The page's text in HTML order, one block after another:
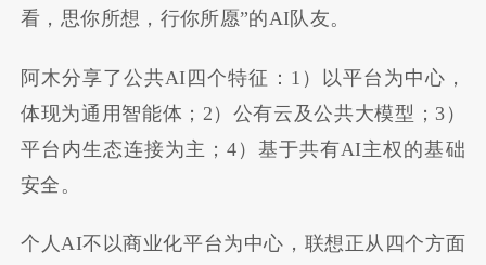
看，思你所想，行你所愿”的AI队友。
阿木分享了公共AI四个特征：1）以平台为中心，
体现为通用智能体；2）公有云及公共大模型；3）
平台内生态连接为主；4）基于共有AI主权的基础
安全。
个人AI不以商业化平台为中心，联想正从四个方面